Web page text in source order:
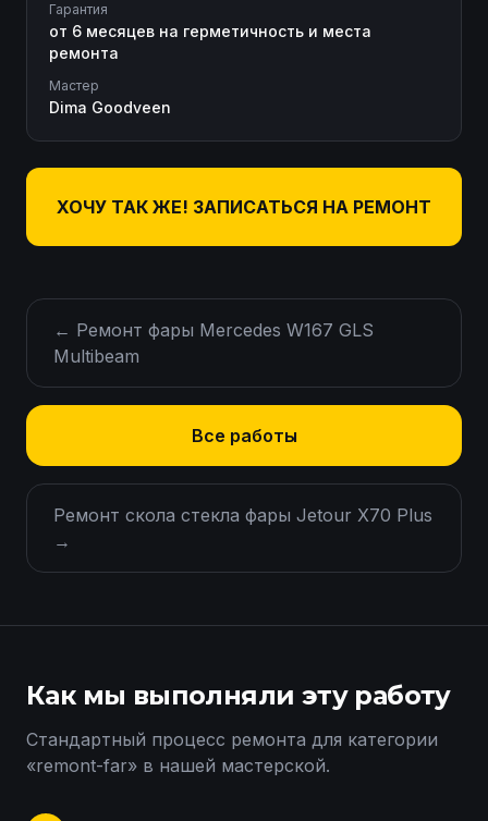
Гарантия
от 6 месяцев на герметичность и места
ремонта
Мастер
Dima Goodveen
ХОЧУ ТАК ЖЕ! ЗАПИСАТЬСЯ НА РЕМОНТ
← Ремонт фары Mercedes W167 GLS
Multibeam
Все работы
Ремонт скола стекла фары Jetour X70 Plus
→
Как мы выполняли эту работу
Стандартный процесс ремонта для категории
«remont-far» в нашей мастерской.